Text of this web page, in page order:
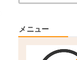
メニュー